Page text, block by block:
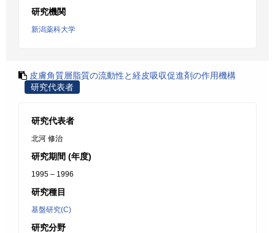
研究機関
新潟薬科大学
皮膚角質層脂質の流動性と経皮吸収促進剤の作用機構
研究代表者
研究代表者
北河 修治
研究期間 (年度)
1995 – 1996
研究種目
基盤研究(C)
研究分野